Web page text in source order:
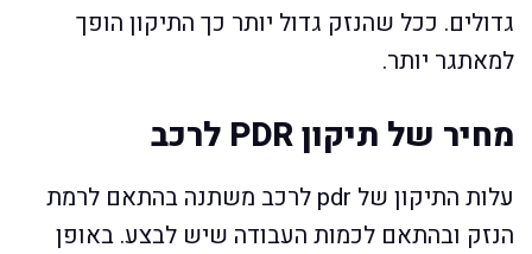
גדולים. ככל שהנזק גדול יותר כך התיקון הופך
למאתגר יותר.
מחיר של תיקון PDR לרכב
עלות התיקון של pdr לרכב משתנה בהתאם לרמת
הנזק ובהתאם לכמות העבודה שיש לבצע. באופן